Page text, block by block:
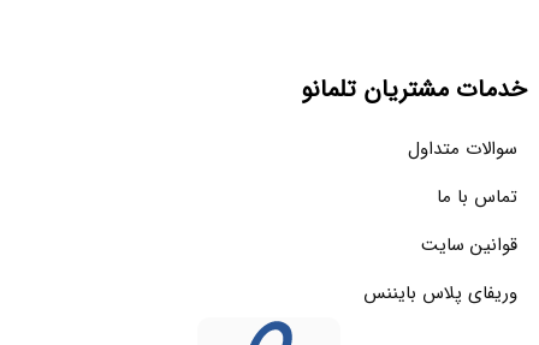
خدمات مشتریان تلمانو
سوالات متداول
تماس با ما
قوانین سایت
وریفای پلاس بایننس